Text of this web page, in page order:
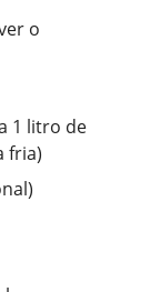
o
1 litro de
fria)